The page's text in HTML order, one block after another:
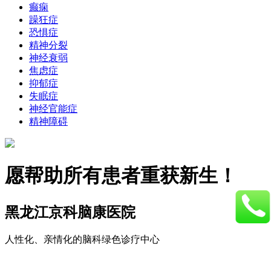
癫痫
躁狂症
恐惧症
精神分裂
神经衰弱
焦虑症
抑郁症
失眠症
神经官能症
精神障碍
愿帮助所有患者重获新生！
黑龙江京科脑康医院
人性化、亲情化的脑科绿色诊疗中心